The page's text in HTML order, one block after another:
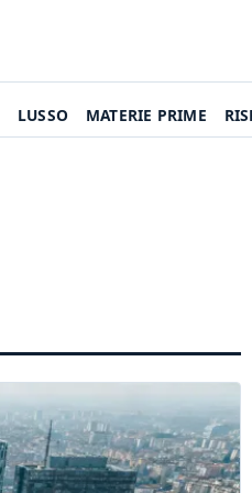
LUSSO MATERIE PRIME